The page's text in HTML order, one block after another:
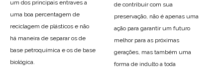
um dos principais entraves a
uma boa percentagem de
reciclagem de plásticos e não
há maneira de separar os de
base petroquímica e os de base
biológica.
de contribuir com sua
preservação, não é apenas uma
ação para garantir um futuro
melhor para as próximas
gerações, mas também uma
forma de indulto a toda